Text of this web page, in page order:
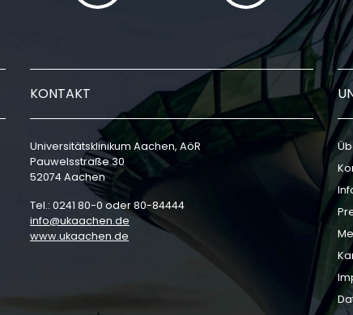
KONTAKT
Universitätsklinikum Aachen, AöR
Pauwelsstraße 30
52074 Aachen
Tel.: 0241 80-0 oder 80-84444
info
ukaachen de
www.ukaachen.de